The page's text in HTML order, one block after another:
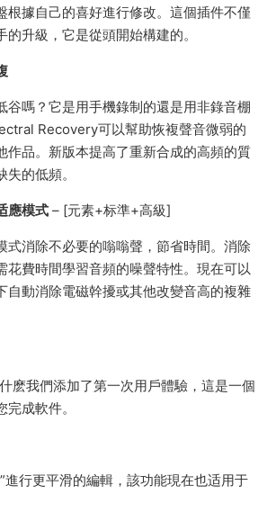
根據自己的喜好進行修改。這個插件不僅
升級，它是從頭開始構建的。
谷嗎？它是用手機錄制的還是用非錄音棚
Recovery可以幫助恢複聲音微弱的
作品。新版本提高了重新合成的高頻的質
的低頻。
應模式 – [元素+标準+高級]
式消除不必要的嗡嗡聲，節省時間。消除
花費時間學習音頻的噪聲特性。現在可以
自動消除電磁幹擾或其他改變音高的複雜
麽我們添加了第一次用戶體驗，這是一個
成軟件。
進行更平滑的編輯，該功能現在也适用于